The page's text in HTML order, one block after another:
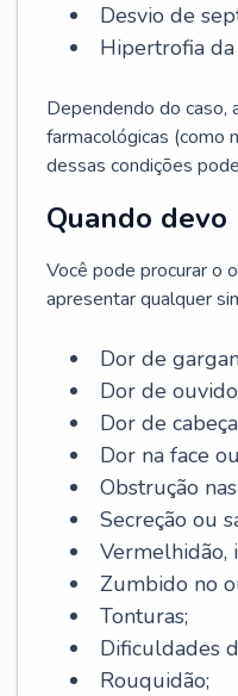
Desvio de
Hipertrofia
Dependendo do caso,
farmacológicas (como
dessas condições
Quando
Você pode procurar o
apresentar qualquer
Dor de
Dor de
Dor de
Dor na face
Obstrução
Secreção ou
Vermelhidão,
Zumbido no
Tonturas;
Dificuldades
Rouquidão;